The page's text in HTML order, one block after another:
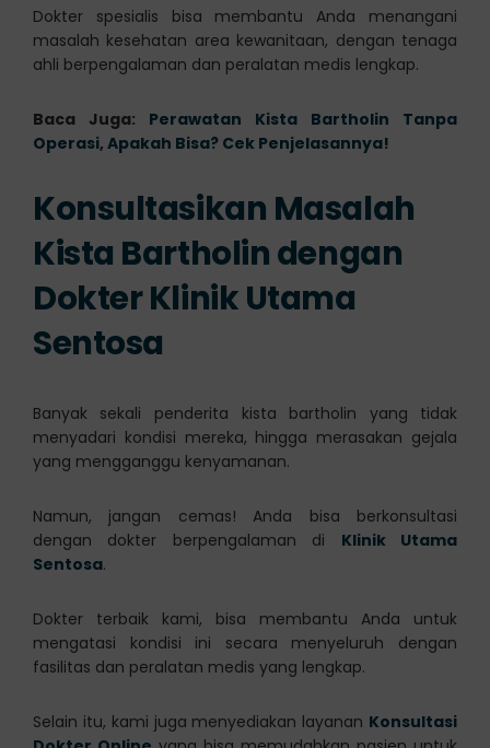
Dokter spesialis bisa membantu Anda menangani
masalah kesehatan area kewanitaan, dengan tenaga
ahli berpengalaman dan peralatan medis lengkap.
Baca Juga: Perawatan Kista Bartholin Tanpa
Operasi, Apakah Bisa? Cek Penjelasannya!
Konsultasikan Masalah
Kista Bartholin dengan
Dokter Klinik Utama
Sentosa
Banyak sekali penderita kista bartholin yang tidak
menyadari kondisi mereka, hingga merasakan gejala
yang mengganggu kenyamanan.
Namun, jangan cemas! Anda bisa berkonsultasi
dengan dokter berpengalaman di Klinik Utama
Sentosa.
Dokter terbaik kami, bisa membantu Anda untuk
mengatasi kondisi ini secara menyeluruh dengan
fasilitas dan peralatan medis yang lengkap.
Selain itu, kami juga menyediakan layanan Konsultasi